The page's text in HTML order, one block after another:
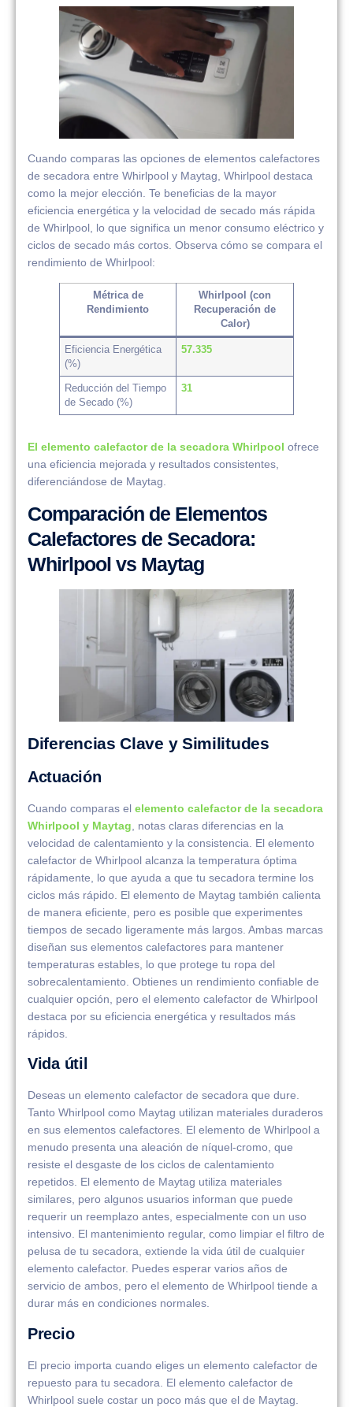
Cuando comparas las opciones de elementos calefactores
de secadora entre Whirlpool y Maytag, Whirlpool destaca
como la mejor elección. Te beneficias de la mayor
eficiencia energética y la velocidad de secado más rápida
de Whirlpool, lo que significa un menor consumo eléctrico y
ciclos de secado más cortos. Observa cómo se compara el
rendimiento de Whirlpool:
Métrica de
Rendimiento
Whirlpool (con
Recuperación de
Calor)
Eficiencia Energética
(%)
57.335
Reducción del Tiempo
de Secado (%)
31
El elemento calefactor de la secadora Whirlpool ofrece
una eficiencia mejorada y resultados consistentes,
diferenciándose de Maytag.
Comparación de Elementos
Calefactores de Secadora:
Whirlpool vs Maytag
Diferencias Clave y Similitudes
Actuación
Cuando comparas el elemento calefactor de la secadora
Whirlpool y Maytag , notas claras diferencias en la
velocidad de calentamiento y la consistencia. El elemento
calefactor de Whirlpool alcanza la temperatura óptima
rápidamente, lo que ayuda a que tu secadora termine los
ciclos más rápido. El elemento de Maytag también calienta
de manera eficiente, pero es posible que experimentes
tiempos de secado ligeramente más largos. Ambas marcas
diseñan sus elementos calefactores para mantener
temperaturas estables, lo que protege tu ropa del
sobrecalentamiento. Obtienes un rendimiento confiable de
cualquier opción, pero el elemento calefactor de Whirlpool
destaca por su eficiencia energética y resultados más
rápidos.
Vida útil
Deseas un elemento calefactor de secadora que dure.
Tanto Whirlpool como Maytag utilizan materiales duraderos
en sus elementos calefactores. El elemento de Whirlpool a
menudo presenta una aleación de níquel-cromo, que
resiste el desgaste de los ciclos de calentamiento
repetidos. El elemento de Maytag utiliza materiales
similares, pero algunos usuarios informan que puede
requerir un reemplazo antes, especialmente con un uso
intensivo. El mantenimiento regular, como limpiar el filtro de
pelusa de tu secadora, extiende la vida útil de cualquier
elemento calefactor. Puedes esperar varios años de
servicio de ambos, pero el elemento de Whirlpool tiende a
durar más en condiciones normales.
Precio
El precio importa cuando eliges un elemento calefactor de
repuesto para tu secadora. El elemento calefactor de
Whirlpool suele costar un poco más que el de Maytag.